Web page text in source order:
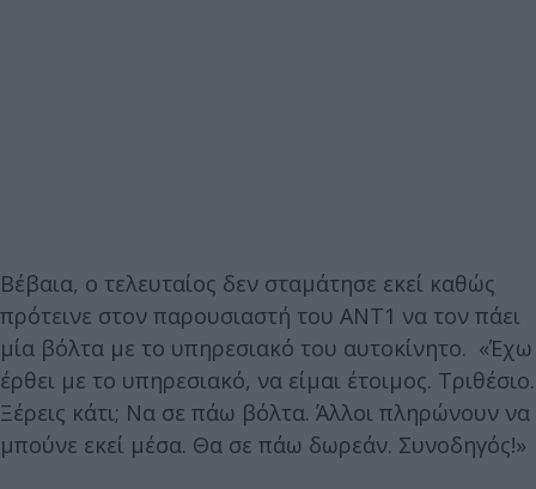
Βέβαια, ο τελευταίος δεν σταμάτησε εκεί καθώς
πρότεινε στον παρουσιαστή του ΑΝΤ1 να τον πάει
μία βόλτα με το υπηρεσιακό του αυτοκίνητο. «Έχω
έρθει με το υπηρεσιακό, να είμαι έτοιμος. Τριθέσιο.
Ξέρεις κάτι; Να σε πάω βόλτα. Άλλοι πληρώνουν να
μπούνε εκεί μέσα. Θα σε πάω δωρεάν. Συνοδηγός!»